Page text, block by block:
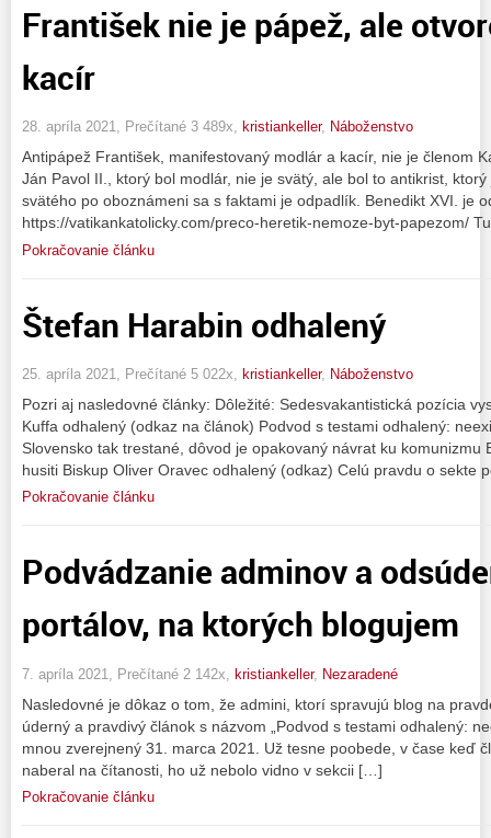
František nie je pápež, ale
kacír
28. apríla 2021, Prečítané 3 489x, kristiankeller, Náboženstvo
Antipápež František, manifestovaný modlár a kacír, nie je členom
Ján Pavol II., ktorý bol modlár, nie je svätý, ale bol to antikrist,
svätého po oboznámeni sa s faktami je odpadlík. Benedikt XVI. je
https://vatikankatolicky.com/preco-heretik-nemoze-byt-papezom/
Pokračovanie článku
Štefan Harabin odhalený
25. apríla 2021, Prečítané 5 022x, kristiankeller, Náboženstvo
Pozri aj nasledovné články: Dôležité: Sedesvakantistická pozícia
Kuffa odhalený (odkaz na článok) Podvod s testami odhalený:
Slovensko tak trestané, dôvod je opakovaný návrat ku komunizmu
husiti Biskup Oliver Oravec odhalený (odkaz) Celú pravdu o sekte
Pokračovanie článku
Podvádzanie adminov a
portálov, na ktorých blogujem
7. apríla 2021, Prečítané 2 142x, kristiankeller, Nezaradené
Nasledovné je dôkaz o tom, že admini, ktorí spravujú blog na
úderný a pravdivý článok s názvom „Podvod s testami odhalený:
mnou zverejnený 31. marca 2021. Už tesne poobede, v čase keď
naberal na čítanosti, ho už nebolo vidno v sekcii […]
Pokračovanie článku